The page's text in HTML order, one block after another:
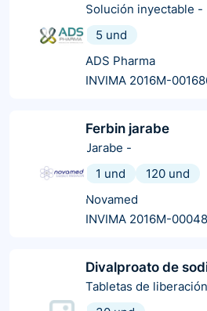
Solución inyectable -
5 und
ADS Pharma
INVIMA 2016M-
Ferbin jarabe
Jarabe -
1 und
120 und
Novamed
INVIMA 2016M-
Divalproato de
Tabletas de